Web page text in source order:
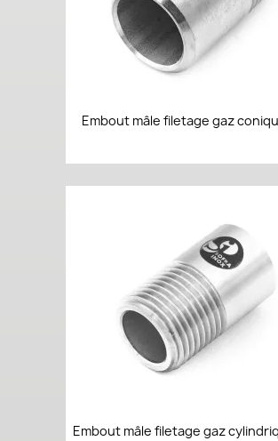
Embout mâle filetage gaz
Embout mâle filetage gaz